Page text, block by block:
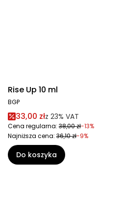
Rise Up 10 ml
BGP
33,00 złz 23% VAT
Cena regularna: 38,00 zł-13%
Najniższa cena: 36,10 zł-9%
Do koszyka